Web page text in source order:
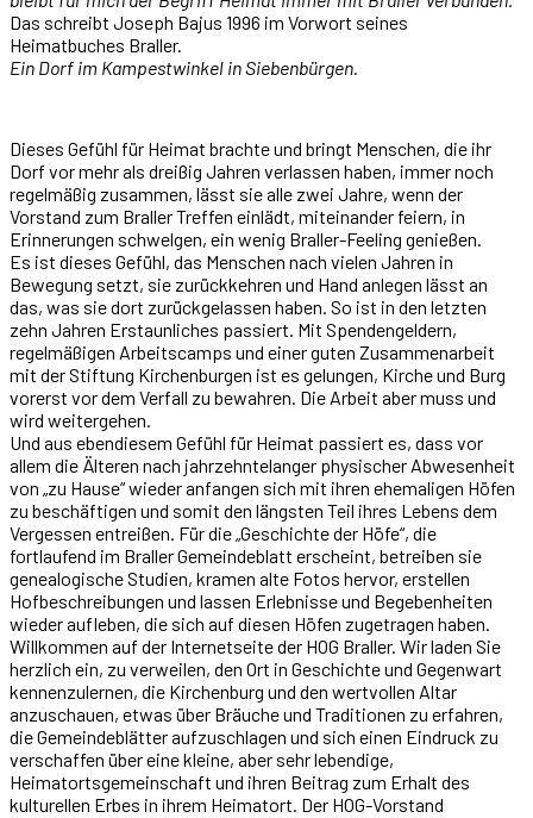
Das schreibt Joseph Bajus 1996 im Vorwort seines
Heimatbuches Braller.
Ein Dorf im Kampestwinkel in Siebenbürgen.
Dieses Gefühl für Heimat brachte und bringt Menschen, die ihr
Dorf vor mehr als dreißig Jahren verlassen haben, immer noch
regelmäßig zusammen, lässt sie alle zwei Jahre, wenn der
Vorstand zum Braller Treffen einlädt, miteinander feiern, in
Erinnerungen schwelgen, ein wenig Braller-Feeling genießen.
Es ist dieses Gefühl, das Menschen nach vielen Jahren in
Bewegung setzt, sie zurückkehren und Hand anlegen lässt an
das, was sie dort zurückgelassen haben. So ist in den letzten
zehn Jahren Erstaunliches passiert. Mit Spendengeldern,
regelmäßigen Arbeitscamps und einer guten Zusammenarbeit
mit der Stiftung Kirchenburgen ist es gelungen, Kirche und Burg
vorerst vor dem Verfall zu bewahren. Die Arbeit aber muss und
wird weitergehen.
Und aus ebendiesem Gefühl für Heimat passiert es, dass vor
allem die Älteren nach jahrzehntelanger physischer Abwesenheit
von „zu Hause“ wieder anfangen sich mit ihren ehemaligen Höfen
zu beschäftigen und somit den längsten Teil ihres Lebens dem
Vergessen entreißen. Für die „Geschichte der Höfe“, die
fortlaufend im Braller Gemeindeblatt erscheint, betreiben sie
genealogische Studien, kramen alte Fotos hervor, erstellen
Hofbeschreibungen und lassen Erlebnisse und Begebenheiten
wieder aufleben, die sich auf diesen Höfen zugetragen haben.
Willkommen auf der Internetseite der HOG Braller. Wir laden Sie
herzlich ein, zu verweilen, den Ort in Geschichte und Gegenwart
kennenzulernen, die Kirchenburg und den wertvollen Altar
anzuschauen, etwas über Bräuche und Traditionen zu erfahren,
die Gemeindeblätter aufzuschlagen und sich einen Eindruck zu
verschaffen über eine kleine, aber sehr lebendige,
Heimatortsgemeinschaft und ihren Beitrag zum Erhalt des
kulturellen Erbes in ihrem Heimatort. Der HOG-Vorstand